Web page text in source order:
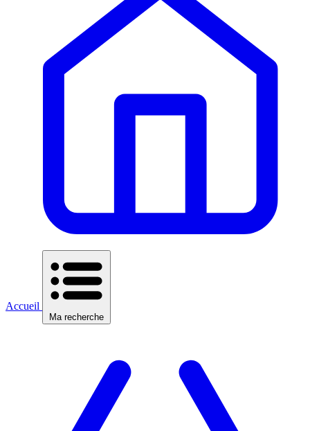
Accueil
Ma recherche